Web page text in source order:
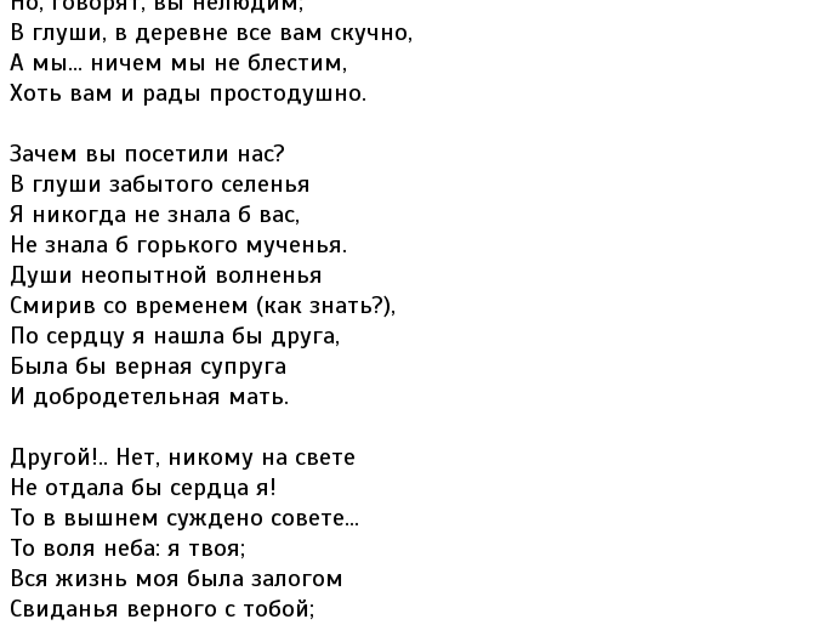
В глуши, в деревне все вам скучно,
А мы... ничем мы не блестим,
Хоть вам и рады простодушно.
Зачем вы посетили нас?
В глуши забытого селенья
Я никогда не знала б вас,
Не знала б горького мученья.
Души неопытной волненья
Смирив со временем (как знать?),
По сердцу я нашла бы друга,
Была бы верная супруга
И добродетельная мать.
Другой!.. Нет, никому на свете
Не отдала бы сердца я!
То в вышнем суждено совете...
То воля неба: я твоя;
Вся жизнь моя была залогом
Свиданья верного с тобой;